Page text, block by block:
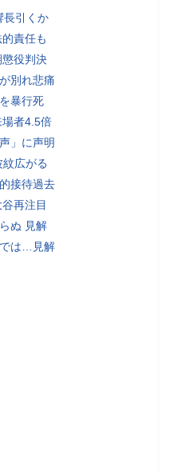
長引くか
責任も
役判決
別れ悲痛
暴行死
者4.5倍
」に声明
広がる
接待過去
再注目
ぬ 見解
は…見解